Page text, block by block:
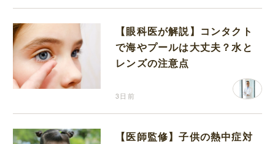
【眼科医が解説】コンタクト
で海やプールは大丈夫？水と
レンズの注意点
3日前
【医師監修】子供の熱中症対